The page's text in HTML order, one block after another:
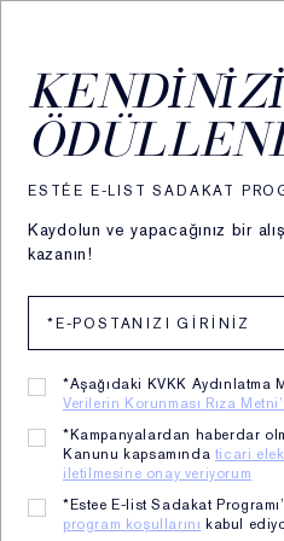
Discover Hedef ve
KENDINIZI
ESTÉE E-LIST SADAKAT
Kaydolun ve yapacağınız bir
kazanın!
*Aşağıdaki KVKK Aydınlatma
Verilerin Korunması Rıza
*Kampanyalardan haberdar
Kanunu kapsamında ticari
iletilmesine onay veriyorum
*Estee E-list Sadakat
program koşullarını kabul